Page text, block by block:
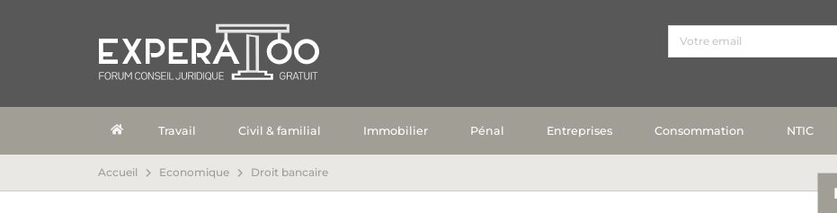
Travail Civil & familial Immobilier Pénal Entreprises Consommation NTIC
Accueil Economique Droit bancaire